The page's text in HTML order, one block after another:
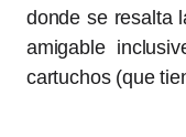
donde se resalta
amigable
cartuchos (que